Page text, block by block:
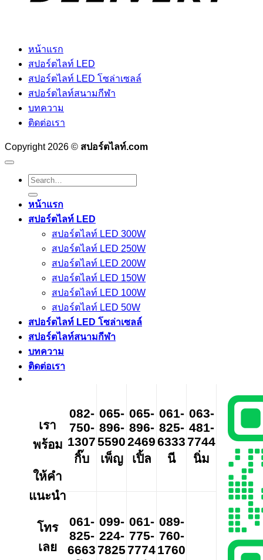
หน้าแรก
สปอร์ตไลท์ LED
สปอร์ตไลท์ LED โซล่าเซลล์
สปอร์ตไลท์สนามกีฬา
บทความ
ติดต่อเรา
Copyright 2026 © สปอร์ตไลท์.com
Search
for:
หน้าแรก
สปอร์ตไลท์ LED
สปอร์ตไลท์ LED 300W
สปอร์ตไลท์ LED 250W
สปอร์ตไลท์ LED 200W
สปอร์ตไลท์ LED 150W
สปอร์ตไลท์ LED 100W
สปอร์ตไลท์ LED 50W
สปอร์ตไลท์ LED โซล่าเซลล์
สปอร์ตไลท์สนามกีฬา
บทความ
ติดต่อเรา
เรา
พร้อม
ให้คำ
แนะนำ
โทร
เลย
082-
750-
1307
กิ๊บ
065-
896-
5590
เพ็ญ
065-
896-
2469
เปิ้ล
061-
825-
6333
นี
063-
481-
7744
นิ่ม
061-
825-
6663
099-
224-
7825
061-
775-
7774
089-
760-
1760